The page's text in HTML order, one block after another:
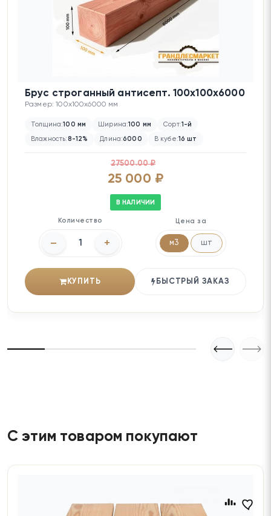
Брус строганный антисепт. 100х100х6000
Размер: 100x100x6000 мм
Толщина:100 мм Ширина:100 мм Сорт:1-й
Влажность:8-12% Длина:6000 В кубе:16 шт
27500.00 ₽
25 000 ₽
В НАЛИЧИИ
Количество
– +
Цена за
м3 шт
КУПИТЬ БЫСТРЫЙ ЗАКАЗ
С этим товаром покупают